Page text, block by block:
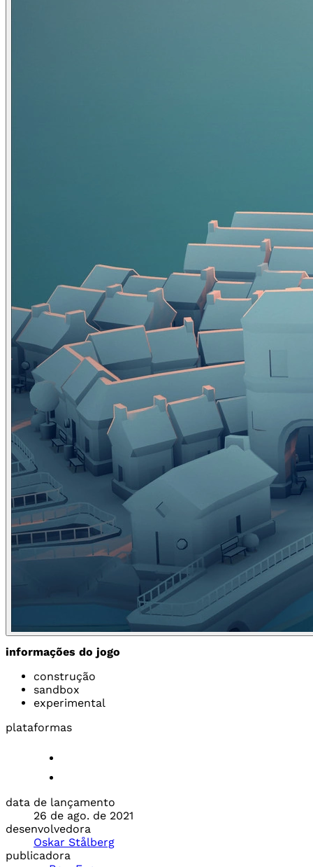
informações do jogo
construção
sandbox
experimental
plataformas
data de lançamento
26 de ago. de 2021
desenvolvedora
Oskar Stålberg
publicadora